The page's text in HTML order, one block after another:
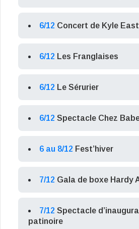
6/12 Concert de Kyle
6/12 Les Franglaises
6/12 Le Sérurier
6/12 Spectacle Chez
6 au 8/12 Fest’hiver
7/12 Gala de boxe Hardy
7/12 Spectacle
patinoire